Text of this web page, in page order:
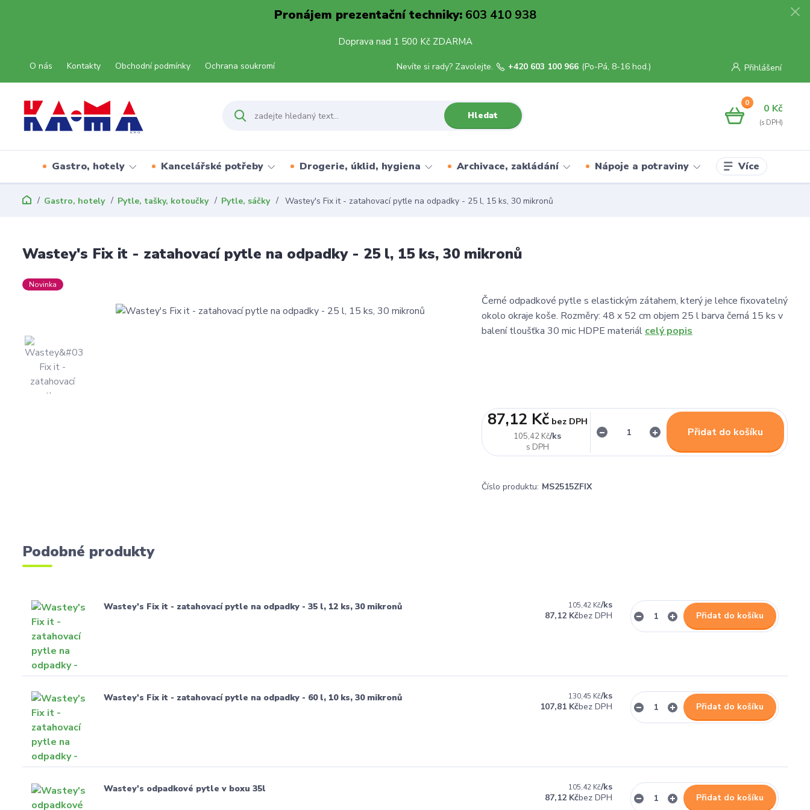
Pronájem prezentační techniky:603 410 938
Doprava nad 1 500 Kč ZDARMA
O nás Kontakty Obchodní podmínky Ochrana soukromí Přihlášení
Hledat
Nevíte si rady? Zavolejte. +420 603 100 966 (Po-Pá, 8-16 hod.)
0 0 Kč
Gastro, hotely Kancelářské potřeby Drogerie, úklid, hygiena Archivace, zakládání Nápoje a potraviny Více
Gastro, hotely Pytle, tašky, kotoučky Pytle, sáčky Wastey's Fix it - zatahovací pytle na odpadky - 25 l, 15 ks, 30 mikronů
Wastey's Fix it - zatahovací pytle na odpadky - 25 l, 15 ks, 30 mikronů
Novinka
Černé odpadkové pytle s elastickým zátahem, který je lehce fixovatelný
okolo okraje koše. Rozměry: 48 x 52 cm objem 25 l barva černá 15 ks v
balení tloušťka 30 mic HDPE materiál celý popis
105,42 Kč/ks
87,12 Kč bez DPH
Přidat do košíku
Číslo produktu: MS2515ZFIX
Podobné produkty
Wastey's Fix it - zatahovací pytle na odpadky - 35 l, 12 ks, 30 mikronů 105,42 Kč/ks
87,12 Kčbez DPH Přidat do košíku
Wastey's Fix it - zatahovací pytle na odpadky - 60 l, 10 ks, 30 mikronů 130,45 Kč/ks
107,81 Kčbez DPH Přidat do košíku
Wastey's odpadkové pytle v boxu 35l 105,42 Kč/ks
87,12 Kčbez DPH Přidat do košíku